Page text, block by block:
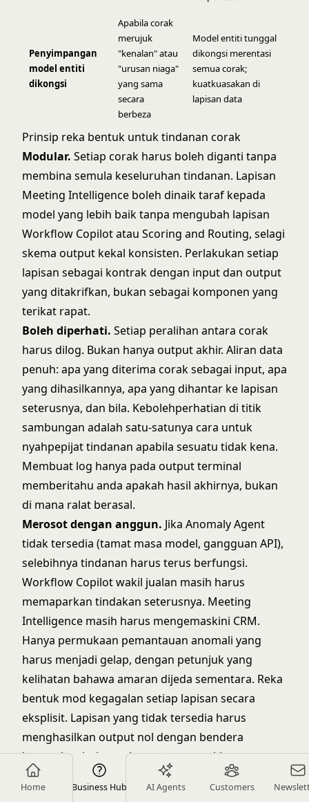
Home Business Hub AI Agents Customers
Penyimpangan
model entiti
dikongsi
Apabila corak
merujuk
"kenalan" atau
"urusan niaga"
yang sama
secara
berbeza
Model entiti tunggal
dikongsi merentasi
semua corak;
kuatkuasakan di
lapisan data
Prinsip reka bentuk untuk tindanan corak
Modular. Setiap corak harus boleh diganti tanpa
membina semula keseluruhan tindanan. Lapisan
Meeting Intelligence boleh dinaik taraf kepada
model yang lebih baik tanpa mengubah lapisan
Workflow Copilot atau Scoring and Routing, selagi
skema output kekal konsisten. Perlakukan setiap
lapisan sebagai kontrak dengan input dan output
yang ditakrifkan, bukan sebagai komponen yang
terikat rapat.
Boleh diperhati. Setiap peralihan antara corak
harus dilog. Bukan hanya output akhir. Aliran data
penuh: apa yang diterima corak sebagai input, apa
yang dihasilkannya, apa yang dihantar ke lapisan
seterusnya, dan bila. Kebolehperhatian di titik
sambungan adalah satu-satunya cara untuk
nyahpepijat tindanan apabila sesuatu tidak kena.
Membuat log hanya pada output terminal
memberitahu anda apakah hasil akhirnya, bukan
di mana ralat berasal.
Merosot dengan anggun. Jika Anomaly Agent
tidak tersedia (tamat masa model, gangguan API),
selebihnya tindanan harus terus berfungsi.
Workflow Copilot wakil jualan masih harus
memaparkan tindakan seterusnya. Meeting
Intelligence masih harus mengemaskini CRM.
Hanya permukaan pemantauan anomali yang
harus menjadi gelap, dengan petunjuk yang
kelihatan bahawa amaran dijeda sementara. Reka
bentuk mod kegagalan setiap lapisan secara
eksplisit. Lapisan yang tidak tersedia harus
menghasilkan output nol dengan bendera
kegagalan, bukan ralat yang merosakkan
tindanan.